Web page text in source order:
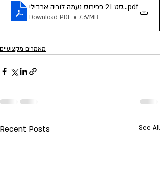
21 פפירוס נעמה לוריה ארבילי
.pdf
Download PDF • 7.67MB
מאמרים מקצועיים
Recent Posts See All